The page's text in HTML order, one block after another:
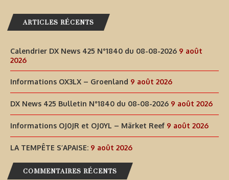
ARTICLES RÉCENTS
Calendrier DX News 425 N°1840 du 08-08-2026 9 août
2026
Informations OX3LX – Groenland 9 août 2026
DX News 425 Bulletin N°1840 du 08-08-2026 9 août 2026
Informations OJ0JR et OJ0YL – Märket Reef 9 août 2026
LA TEMPÊTE S’APAISE: 9 août 2026
COMMENTAIRES RÉCENTS